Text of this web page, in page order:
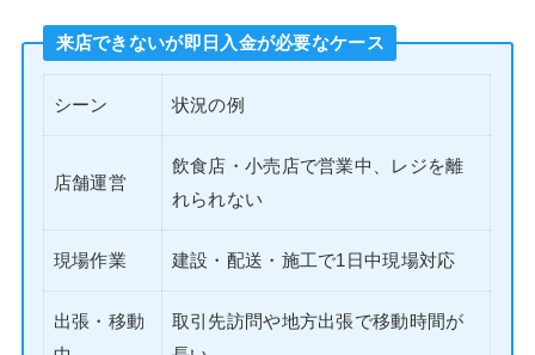
来店できないが即日入金が必要なケース
シーン 状況の例
店舗運営
飲食店・小売店で営業中、レジを離
れられない
現場作業 建設・配送・施工で1日中現場対応
出張・移動
取引先訪問や地方出張で移動時間が